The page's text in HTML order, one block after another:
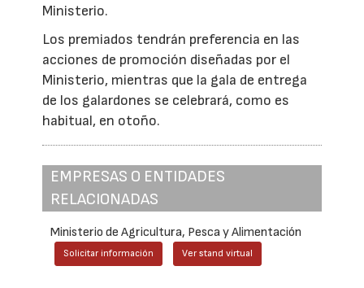
Ministerio.
Los premiados tendrán preferencia en las
acciones de promoción diseñadas por el
Ministerio, mientras que la gala de entrega
de los galardones se celebrará, como es
habitual, en otoño.
EMPRESAS O ENTIDADES
RELACIONADAS
Ministerio de Agricultura, Pesca y Alimentación
Solicitar información Ver stand virtual